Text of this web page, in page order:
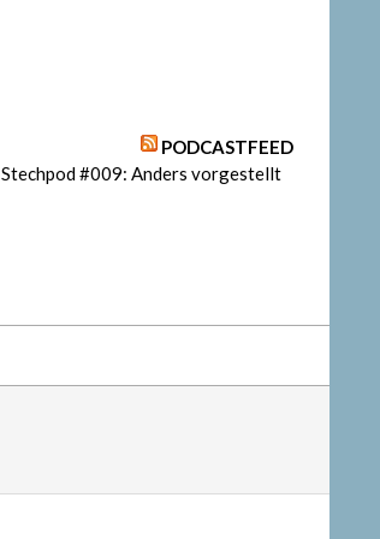
PODCASTFEED
Stechpod #009: Anders vorgestellt